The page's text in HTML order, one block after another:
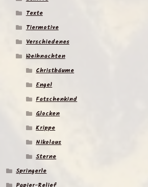
Texte
Tiermotive
Verschiedenes
Weihnachten
Christbäume
Engel
Fatschenkind
Glocken
Krippe
Nikolaus
Sterne
Springerle